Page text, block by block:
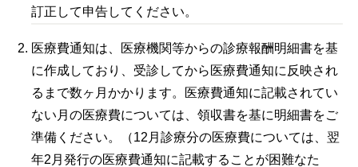
訂正して申告してください。
医療費通知は、医療機関等からの診療報酬明細書を基
に作成しており、受診してから医療費通知に反映され
るまで数ヶ月かかります。医療費通知に記載されてい
ない月の医療費については、領収書を基に明細書をご
準備ください。（12月診療分の医療費については、翌
年2月発行の医療費通知に記載することが困難なた